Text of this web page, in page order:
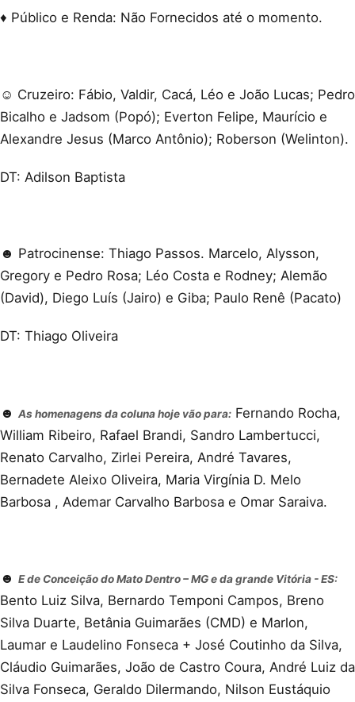
♦ Público e Renda: Não Fornecidos até o momento.
☺ Cruzeiro: Fábio, Valdir, Cacá, Léo e João Lucas; Pedro
Bicalho e Jadsom (Popó); Everton Felipe, Maurício e
Alexandre Jesus (Marco Antônio); Roberson (Welinton).
DT: Adilson Baptista
☻ Patrocinense: Thiago Passos. Marcelo, Alysson,
Gregory e Pedro Rosa; Léo Costa e Rodney; Alemão
(David), Diego Luís (Jairo) e Giba; Paulo Renê (Pacato)
DT: Thiago Oliveira
☻ As homenagens da coluna hoje vão para: Fernando Rocha,
William Ribeiro, Rafael Brandi, Sandro Lambertucci,
Renato Carvalho, Zirlei Pereira, André Tavares,
Bernadete Aleixo Oliveira, Maria Virgínia D. Melo
Barbosa , Ademar Carvalho Barbosa e Omar Saraiva.
☻ E de Conceição do Mato Dentro – MG e da grande Vitória - ES:
Bento Luiz Silva, Bernardo Temponi Campos, Breno
Silva Duarte, Betânia Guimarães (CMD) e Marlon,
Laumar e Laudelino Fonseca + José Coutinho da Silva,
Cláudio Guimarães, João de Castro Coura, André Luiz da
Silva Fonseca, Geraldo Dilermando, Nilson Eustáquio